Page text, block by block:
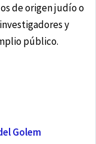
de origen judío o
y
público.
Golem